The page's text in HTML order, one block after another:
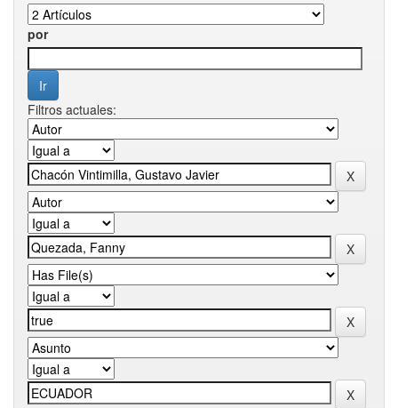
por
Filtros actuales: